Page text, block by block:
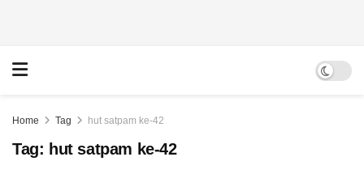
Home Tag hut satpam ke-42
Tag: hut satpam ke-42